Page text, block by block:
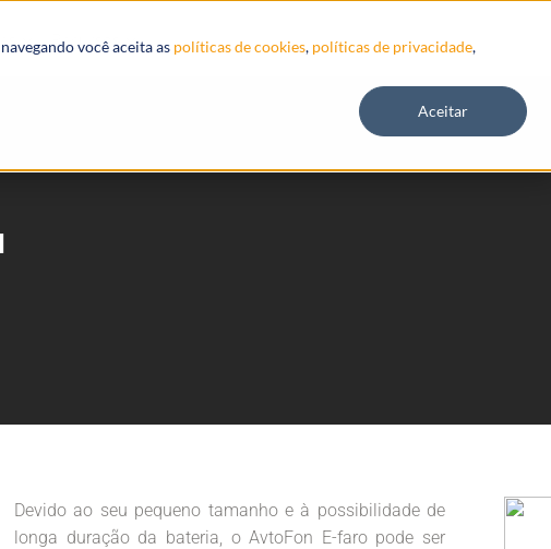
você aceita as políticas de cookies, políticas de privacidade,
Aceitar
Recursos
Devido ao seu pequeno tamanho e à possibilidade de
longa duração da bateria, o AvtoFon E-faro pode ser